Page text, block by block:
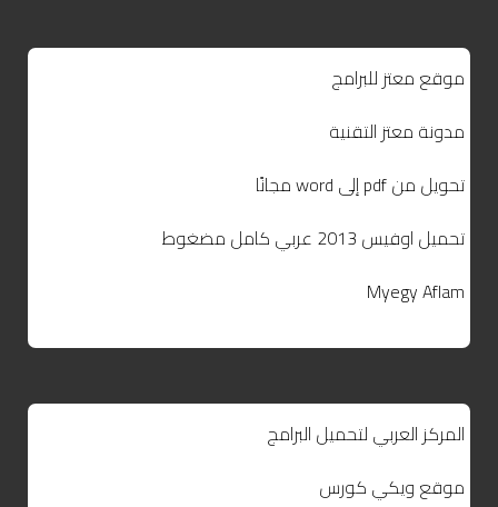
موقع معتز للبرامج
مدونة معتز التقنية
تحويل من pdf إلى word مجانًا
تحميل اوفيس 2013 عربي كامل مضغوط
Myegy Aflam
المركز العربي لتحميل البرامج
موقع ويكي كورس